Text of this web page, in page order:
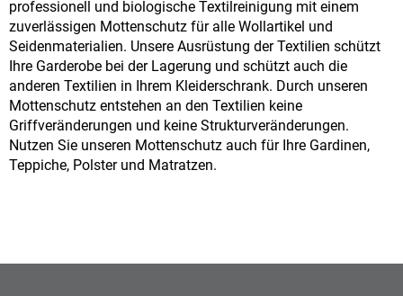
professionell und biologische Textilreinigung mit einem
zuverlässigen Mottenschutz für alle Wollartikel und
Seidenmaterialien. Unsere Ausrüstung der Textilien schützt
Ihre Garderobe bei der Lagerung und schützt auch die
anderen Textilien in Ihrem Kleiderschrank. Durch unseren
Mottenschutz entstehen an den Textilien keine
Griffveränderungen und keine Strukturveränderungen.
Nutzen Sie unseren Mottenschutz auch für Ihre Gardinen,
Teppiche, Polster und Matratzen.